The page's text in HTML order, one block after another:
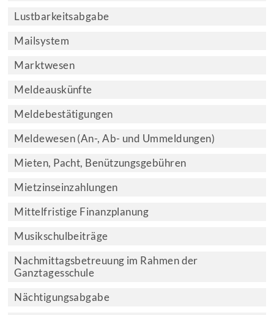
Lustbarkeitsabgabe
Mailsystem
Marktwesen
Meldeauskünfte
Meldebestätigungen
Meldewesen (An-, Ab- und Ummeldungen)
Mieten, Pacht, Benützungsgebühren
Mietzinseinzahlungen
Mittelfristige Finanzplanung
Musikschulbeiträge
Nachmittagsbetreuung im Rahmen der
Ganztagesschule
Nächtigungsabgabe